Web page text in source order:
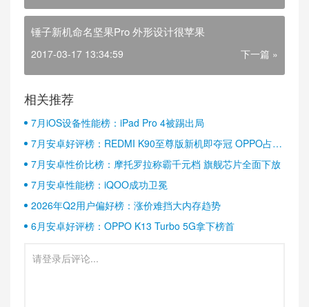
锤子新机命名坚果Pro 外形设计很苹果
2017-03-17 13:34:59 下一篇 »
相关推荐
7月iOS设备性能榜：iPad Pro 4被踢出局
7月安卓好评榜：REDMI K90至尊版新机即夺冠 OPPO占据
半壁江山
7月安卓性价比榜：摩托罗拉称霸千元档 旗舰芯片全面下放
7月安卓性能榜：iQOO成功卫冕
2026年Q2用户偏好榜：涨价难挡大内存趋势
6月安卓好评榜：OPPO K13 Turbo 5G拿下榜首